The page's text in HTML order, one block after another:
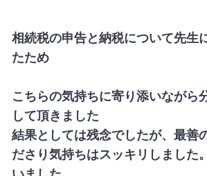
相続税の申告と納税について先生
たため
こちらの気持ちに寄り添いながら
して頂きました
結果としては残念でしたが、最善
ださり気持ちはスッキリしました